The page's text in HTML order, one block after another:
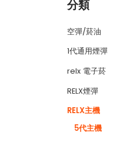
分類
空彈/菸油
1代通用煙彈
relx 電子菸
RELX煙彈
RELX主機
5代主機